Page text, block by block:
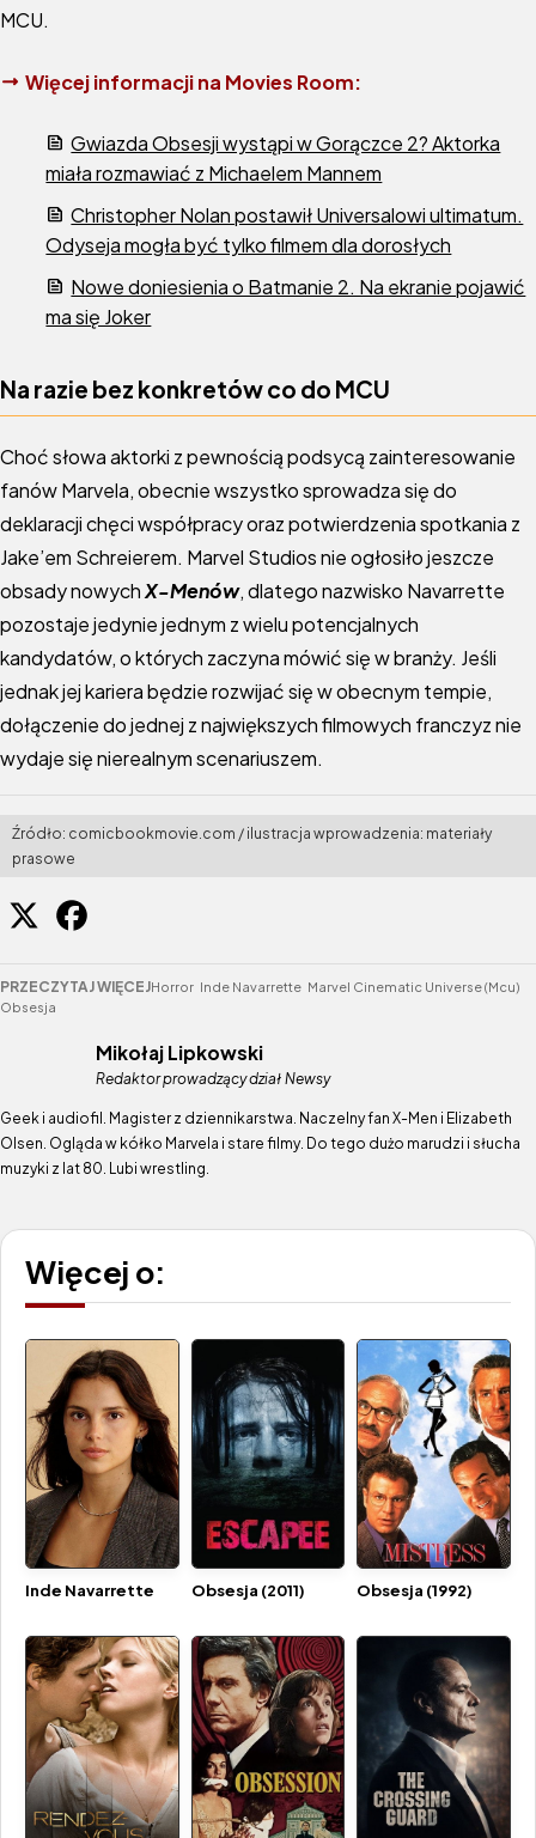
MCU.
Więcej informacji na Movies Room:
Gwiazda Obsesji wystąpi w Gorączce 2? Aktorka
miała rozmawiać z Michaelem Mannem
Christopher Nolan postawił Universalowi ultimatum.
Odyseja mogła być tylko filmem dla dorosłych
Nowe doniesienia o Batmanie 2. Na ekranie pojawić
ma się Joker
Na razie bez konkretów co do MCU
Choć słowa aktorki z pewnością podsycą zainteresowanie
fanów Marvela, obecnie wszystko sprowadza się do
deklaracji chęci współpracy oraz potwierdzenia spotkania z
Jake’em Schreierem. Marvel Studios nie ogłosiło jeszcze
obsady nowychX-Menów, dlatego nazwisko Navarrette
pozostaje jedynie jednym z wielu potencjalnych
kandydatów, o których zaczyna mówić się w branży. Jeśli
jednak jej kariera będzie rozwijać się w obecnym tempie,
dołączenie do jednej z największych filmowych franczyz nie
wydaje się nierealnym scenariuszem.
Źródło: comicbookmovie.com / ilustracja wprowadzenia: materiały
prasowe
PRZECZYTAJ WIĘCEJHorror Inde Navarrette Marvel Cinematic Universe (mcu)
Obsesja
Mikołaj Lipkowski
Redaktor prowadzący dział Newsy
Geek i audiofil. Magister z dziennikarstwa. Naczelny fan X-Men i Elizabeth
Olsen. Ogląda w kółko Marvela i stare filmy. Do tego dużo marudzi i słucha
muzyki z lat 80. Lubi wrestling.
Więcej o:
Inde Navarrette Obsesja (2011) Obsesja (1992)